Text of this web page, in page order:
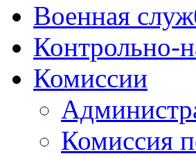
Военная
Контрольно-
Комиссии
Комиссия